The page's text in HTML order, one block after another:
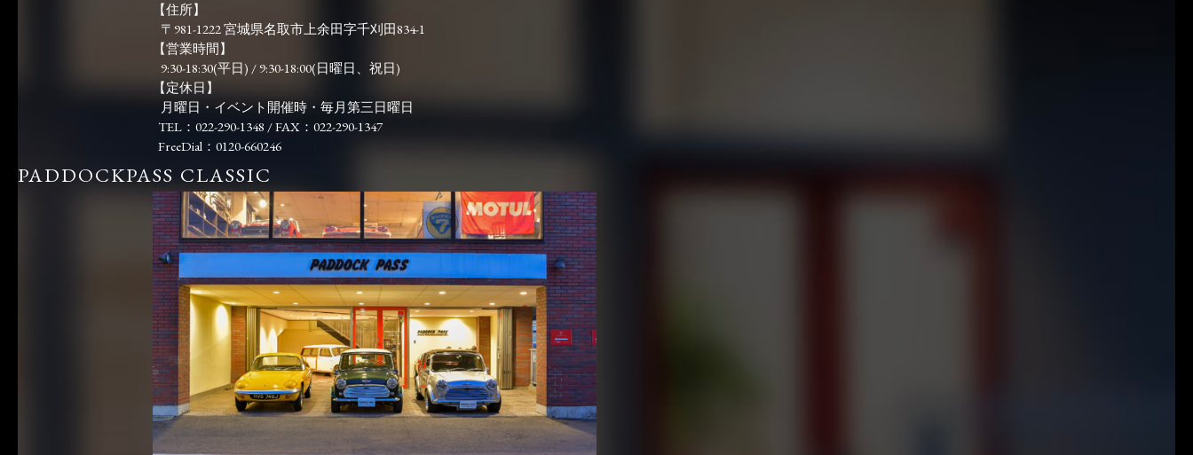
【住所】
〒981-1222 宮城県名取市上余田字千刈田834-1
【営業時間】
9:30-18:30(平日) / 9:30-18:00(日曜日、祝日)
【定休日】
月曜日・イベント開催時・毎月第三日曜日
TEL：022-290-1348 / FAX：022-290-1347
FreeDial：0120-660246
PADDOCKPASS CLASSIC